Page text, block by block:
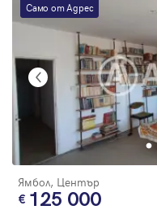
Само от Адрес
Ямбол, Център
125 000